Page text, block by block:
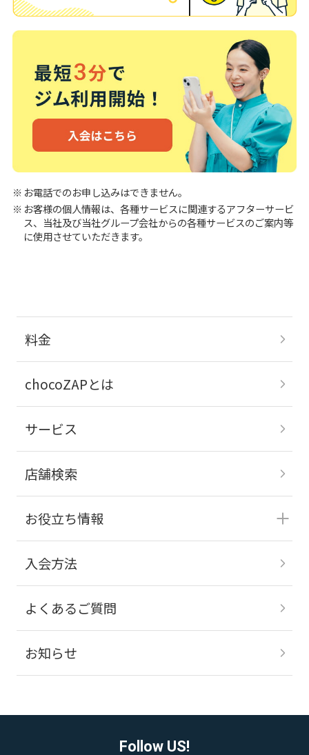
お電話でのお申し込みはできません。
お客様の個人情報は、各種サービスに関連するアフターサービ
ス、当社及び当社グループ会社からの各種サービスのご案内等
に使用させていただきます。
料金
chocoZAPとは
サービス
店舗検索
お役立ち情報
入会方法
よくあるご質問
お知らせ
Follow US!